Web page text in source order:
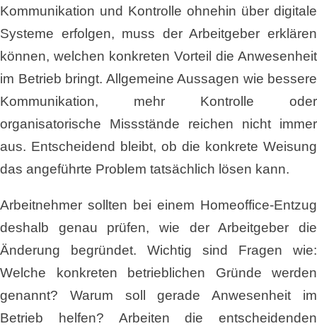
Kommunikation und Kontrolle ohnehin über digitale
Systeme erfolgen, muss der Arbeitgeber erklären
können, welchen konkreten Vorteil die Anwesenheit
im Betrieb bringt. Allgemeine Aussagen wie bessere
Kommunikation, mehr Kontrolle oder
organisatorische Missstände reichen nicht immer
aus. Entscheidend bleibt, ob die konkrete Weisung
das angeführte Problem tatsächlich lösen kann.
Arbeitnehmer sollten bei einem Homeoffice-Entzug
deshalb genau prüfen, wie der Arbeitgeber die
Änderung begründet. Wichtig sind Fragen wie:
Welche konkreten betrieblichen Gründe werden
genannt? Warum soll gerade Anwesenheit im
Betrieb helfen? Arbeiten die entscheidenden